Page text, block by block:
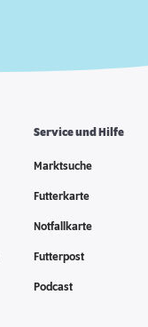
Service und Hilfe
Marktsuche
Futterkarte
Notfallkarte
Futterpost
Podcast